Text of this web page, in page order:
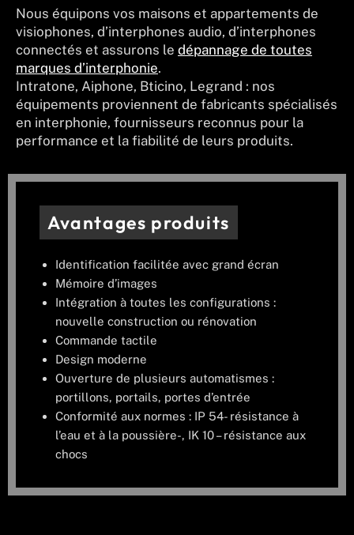
Nous équipons vos maisons et appartements de
visiophones, d’interphones audio, d’interphones
connectés et assurons le dépannage de toutes
marques d’interphonie.
Intratone, Aiphone, Bticino, Legrand : nos
équipements proviennent de fabricants spécialisés
en interphonie, fournisseurs reconnus pour la
performance et la fiabilité de leurs produits.
Avantages produits
Identification facilitée avec grand écran
Mémoire d’images
Intégration à toutes les configurations :
nouvelle construction ou rénovation
Commande tactile
Design moderne
Ouverture de plusieurs automatismes :
portillons, portails, portes d’entrée
Conformité aux normes : IP 54- résistance à
l’eau et à la poussière-, IK 10 – résistance aux
chocs